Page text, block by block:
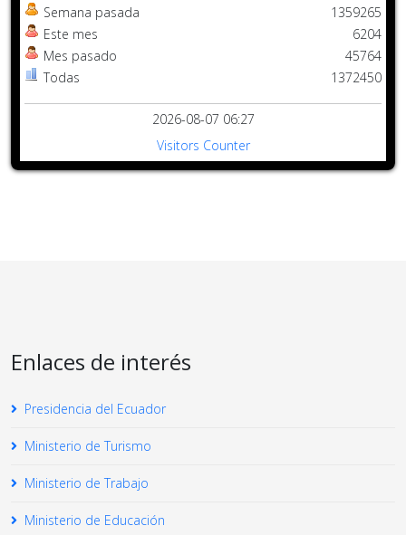
Semana pasada
Este mes
Mes pasado
Todas
1359265
6204
45764
1372450
2026-08-07 06:27
Visitors Counter
Enlaces de interés
Presidencia del Ecuador
Ministerio de Turismo
Ministerio de Trabajo
Ministerio de Educación